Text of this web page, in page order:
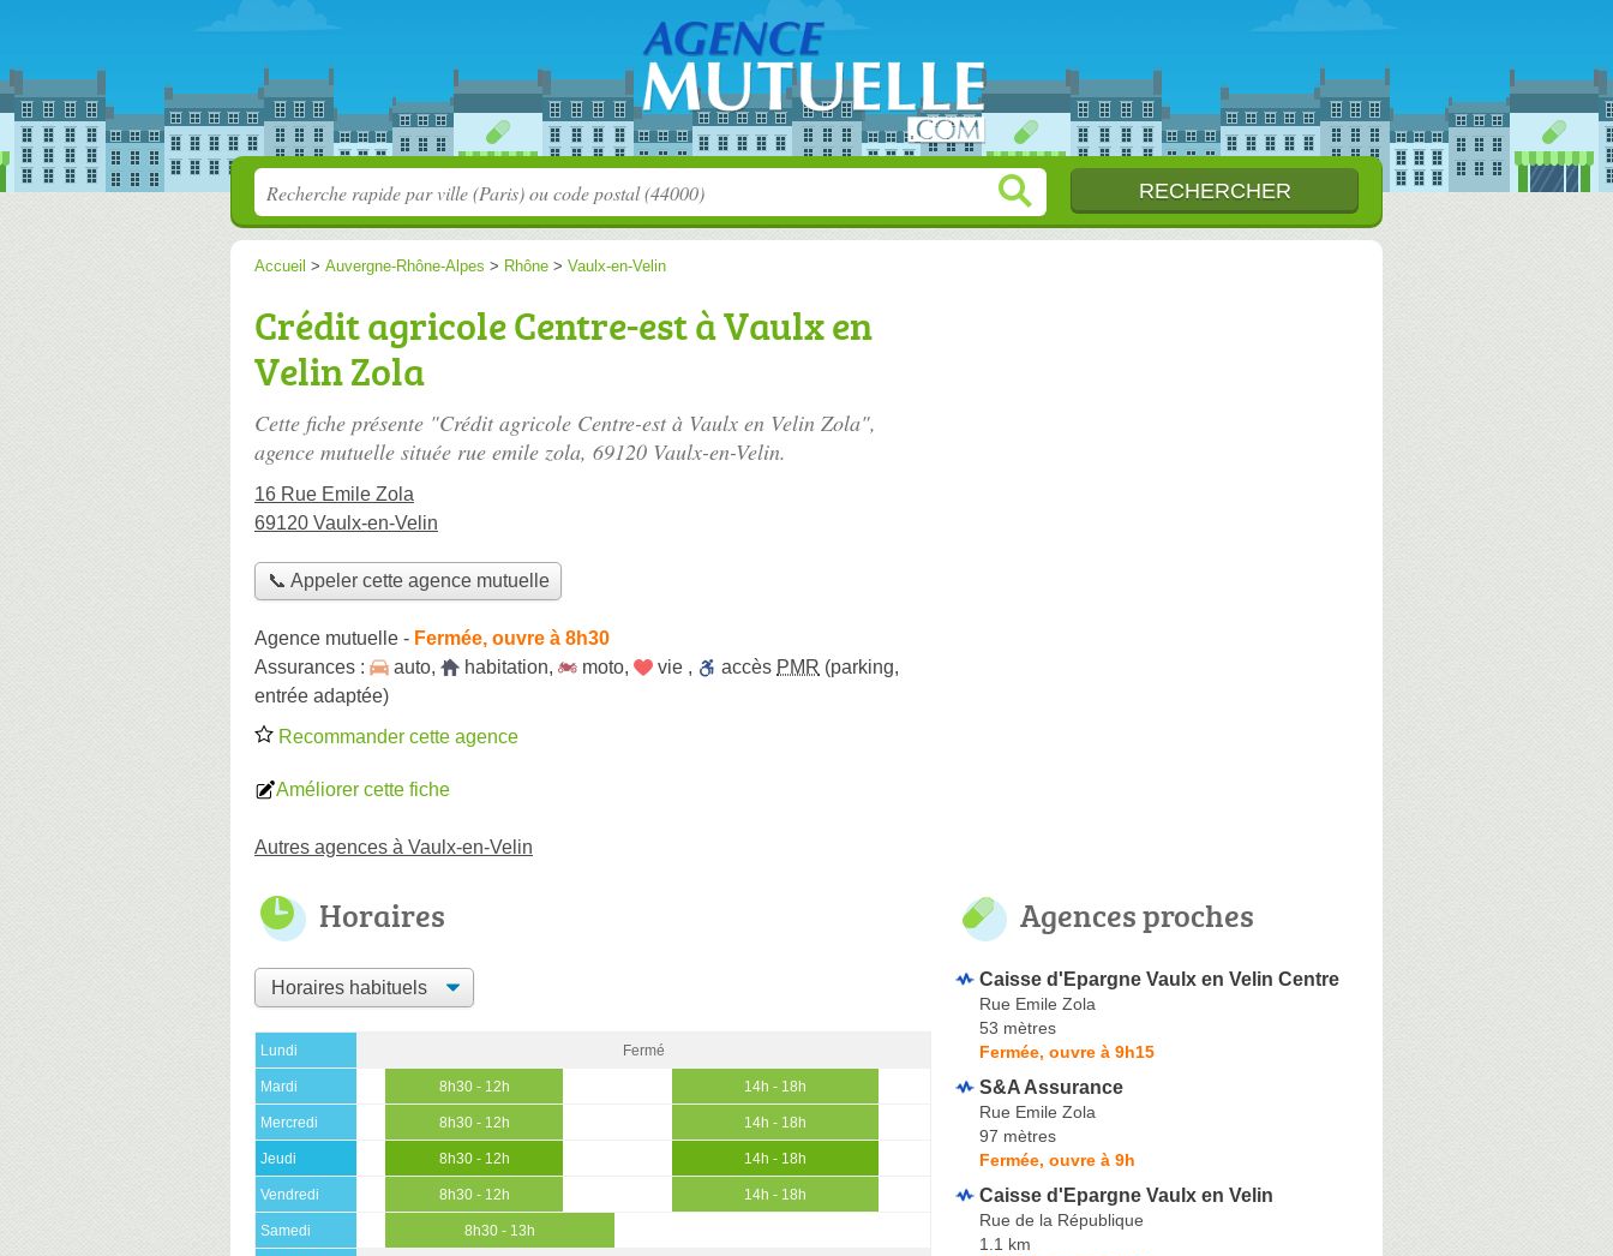
Accueil > Auvergne-Rhône-Alpes > Rhône > Vaulx-en-Velin
Crédit agricole Centre-est à Vaulx en
Velin Zola
Cette fiche présente "Crédit agricole Centre-est à Vaulx en Velin Zola",
agence mutuelle située rue emile zola, 69120 Vaulx-en-Velin.
16 Rue Emile Zola
69120 Vaulx-en-Velin
📞 Appeler cette agence mutuelle
Agence mutuelle - Fermée, ouvre à 8h30
Assurances :
auto, habitation, moto, vie , accès PMR (parking,
entrée adaptée)
Recommander cette agence
Améliorer cette fiche
Autres agences à Vaulx-en-Velin
Horaires
Lundi Fermé
Mardi 8h30 - 12h 14h - 18h
Mercredi 8h30 - 12h 14h - 18h
Jeudi 8h30 - 12h 14h - 18h
Vendredi 8h30 - 12h 14h - 18h
Samedi 8h30 - 13h
Agences proches
Caisse d'Epargne Vaulx en Velin Centre
Rue Emile Zola
53 mètres
Fermée, ouvre à 9h15
S&A Assurance
Rue Emile Zola
97 mètres
Fermée, ouvre à 9h
Caisse d'Epargne Vaulx en Velin
Rue de la République
1.1 km